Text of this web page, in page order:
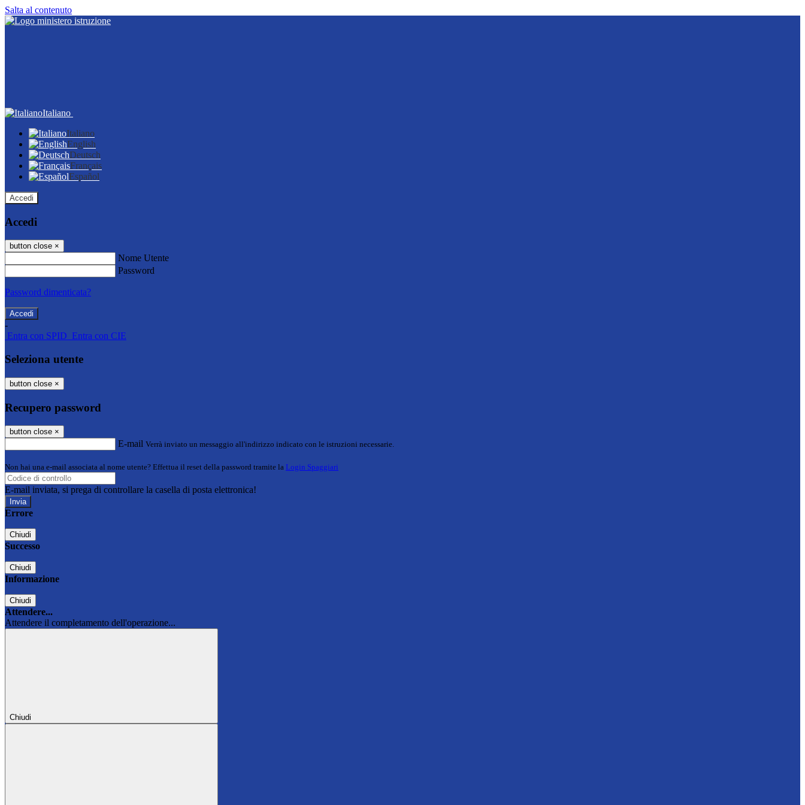
Salta al contenuto
Italiano
Italiano
English
Deutsch
Français
Español
Accedi
Accedi
button close ×
Nome Utente
Password
Password dimenticata?
-
Entra con SPID Entra con CIE
Seleziona utente
button close ×
Recupero password
button close ×
E-mail Verrà inviato un messaggio all'indirizzo indicato con le istruzioni necessarie.
Non hai una e-mail associata al nome utente? Effettua il reset della password tramite la Login Spaggiari
E-mail inviata, si prega di controllare la casella di posta elettronica!
Errore
Chiudi
Successo
Chiudi
Informazione
Chiudi
Attendere...
Attendere il completamento dell'operazione...
Chiudi